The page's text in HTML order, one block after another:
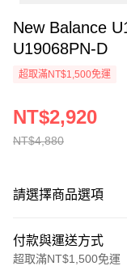
New Balance
U19068PN-D
超取滿NT$1,500免運
NT$4,880
NT$2,920
請選擇商品選項
付款與運送方式
超取滿NT$1,500免運